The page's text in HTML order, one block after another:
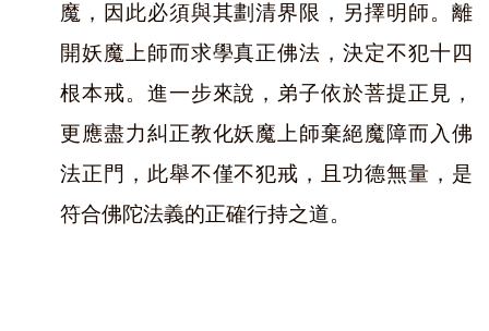
魔，因此必須與其劃清界限，另擇明師。離
開妖魔上師而求學真正佛法，決定不犯十四
根本戒。進一步來說，弟子依於菩提正見，
更應盡力糾正教化妖魔上師棄絕魔障而入佛
法正門，此舉不僅不犯戒，且功德無量，是
符合佛陀法義的正確行持之道。